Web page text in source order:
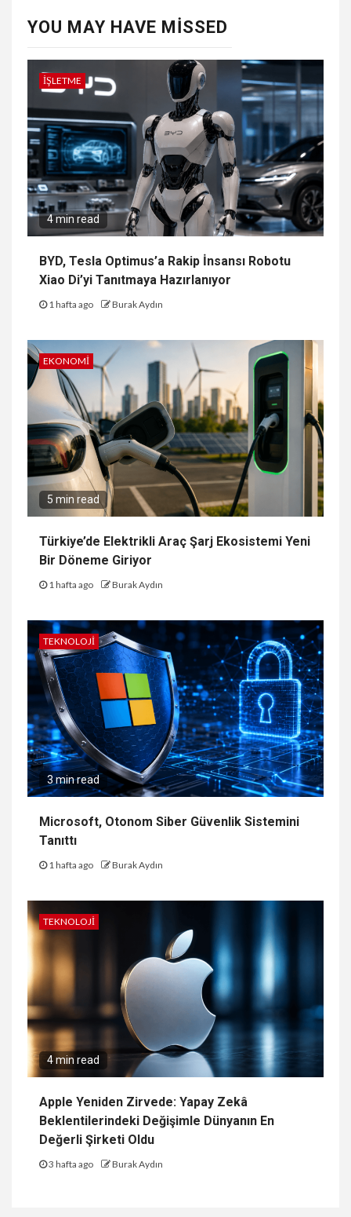
YOU MAY HAVE MISSED
İŞLETME
4 min read
BYD, Tesla Optimus’a Rakip İnsansı Robotu
Xiao Di’yi Tanıtmaya Hazırlanıyor
1 hafta ago Burak Aydın
EKONOMI
5 min read
Türkiye’de Elektrikli Araç Şarj Ekosistemi Yeni
Bir Döneme Giriyor
1 hafta ago Burak Aydın
TEKNOLOJI
3 min read
Microsoft, Otonom Siber Güvenlik Sistemini
Tanıttı
1 hafta ago Burak Aydın
TEKNOLOJI
4 min read
Apple Yeniden Zirvede: Yapay Zekâ
Beklentilerindeki Değişimle Dünyanın En
Değerli Şirketi Oldu
3 hafta ago Burak Aydın